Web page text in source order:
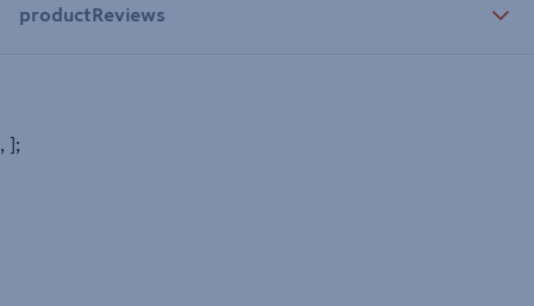
productReviews
, ];